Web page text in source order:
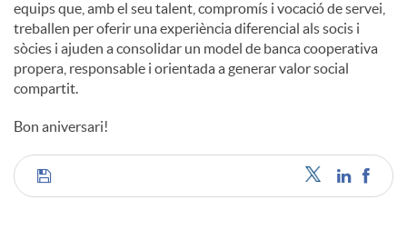
equips que, amb el seu talent, compromís i vocació de servei,
treballen per oferir una experiència diferencial als socis i
sòcies i ajuden a consolidar un model de banca cooperativa
propera, responsable i orientada a generar valor social
compartit.
Bon aniversari!
C